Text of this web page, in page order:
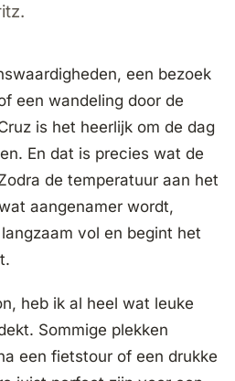
een bezoek
een wandeling door de
is het heerlijk om de dag
En dat is precies wat de
de temperatuur aan het
aangenamer wordt,
vol en begint het
heb ik al heel wat leuke
Sommige plekken
een fietstour of een drukke